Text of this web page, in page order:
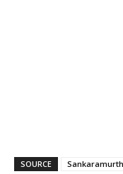
SOURCE